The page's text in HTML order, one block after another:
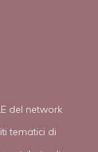
del network
tematici di